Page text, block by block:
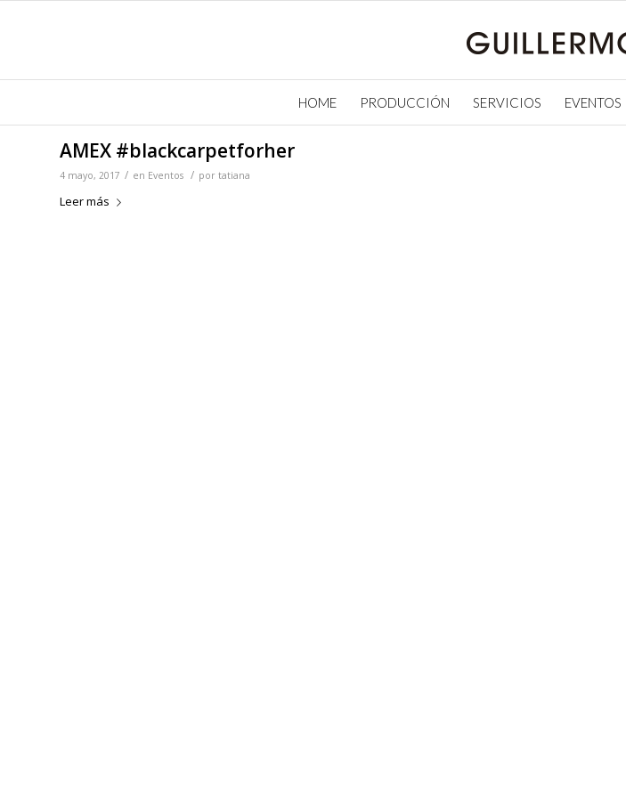
HOME PRODUCCIÓN SERVICIOS EVENTOS
AMEX #blackcarpetforher
4 mayo, 2017 / en Eventos / por tatiana
Leer más